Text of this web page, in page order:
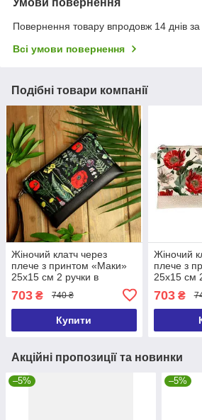
Умови повернення
Повернення товару впродовж 14 днів
Всі умови повернення
Подібні товари компанії
Жіночий клатч через
плече з принтом «Маки»
25х15 см 2 ручки в
703 ₴ 740 ₴
Купити
Жіночий
плече з
25х15 см
703₴
Акційні пропозиції та новинки
–5% –5%